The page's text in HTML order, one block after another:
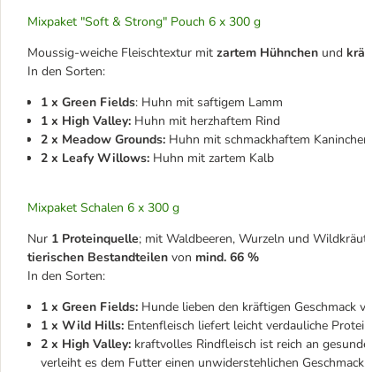
Mixpaket "Soft & Strong" Pouch 6 x 300 g
Moussig-weiche Fleischtextur mit zartem Hühnchen und
In den Sorten:
1 x Green Fields: Huhn mit saftigem Lamm
1 x High Valley: Huhn mit herzhaftem Rind
2 x Meadow Grounds: Huhn mit schmackhaftem
2 x Leafy Willows: Huhn mit zartem Kalb
Mixpaket Schalen 6 x 300 g
Nur 1 Proteinquelle; mit Waldbeeren, Wurzeln und
tierischen Bestandteilen von mind. 66 %
In den Sorten:
1 x Green Fields: Hunde lieben den kräftigen
1 x Wild Hills: Entenfleisch liefert leicht verdauliche
2 x High Valley: kraftvolles Rindfleisch ist reich an
verleiht es dem Futter einen unwiderstehlichen